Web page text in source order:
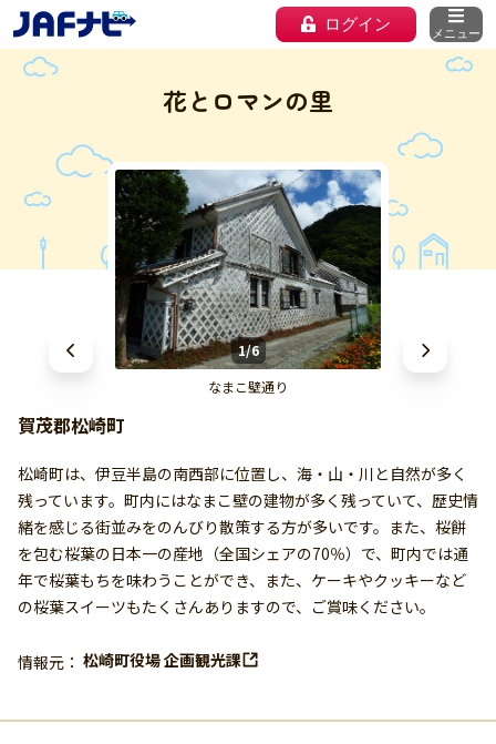
ログイン メニュー
花とロマンの里
1/6
なまこ壁通り
賀茂郡松崎町
松崎町は、伊豆半島の南西部に位置し、海・山・川と自然が多く
残っています。町内にはなまこ壁の建物が多く残っていて、歴史情
緒を感じる街並みをのんびり散策する方が多いです。また、桜餅
を包む桜葉の日本一の産地（全国シェアの70％）で、町内では通
年で桜葉もちを味わうことができ、また、ケーキやクッキーなど
の桜葉スイーツもたくさんありますので、ご賞味ください。
情報元： 松崎町役場 企画観光課